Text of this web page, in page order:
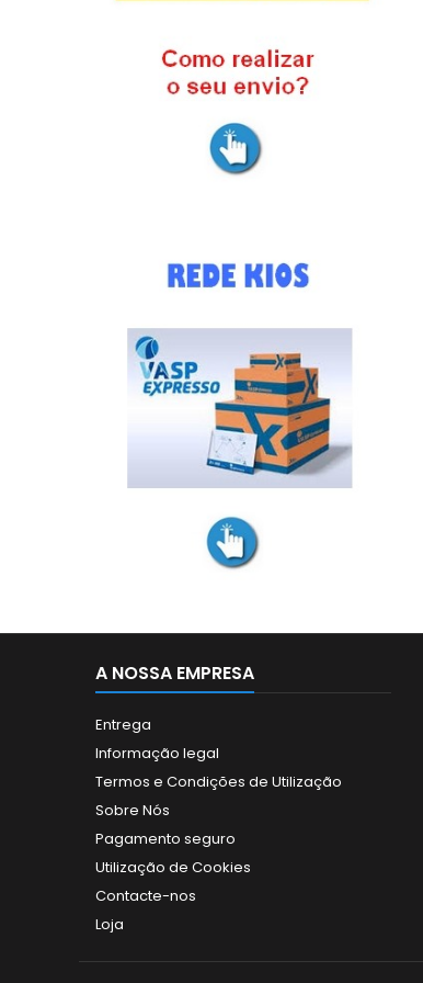
A NOSSA EMPRESA
Entrega
Informação legal
Termos e Condições de Utilização
Sobre Nós
Pagamento seguro
Utilização de Cookies
Contacte-nos
Loja